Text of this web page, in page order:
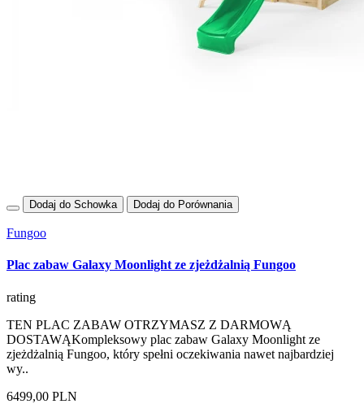
Dodaj do Schowka Dodaj do Porównania
Fungoo
Plac zabaw Galaxy Moonlight ze zjeżdżalnią Fungoo
rating
TEN PLAC ZABAW OTRZYMASZ Z DARMOWĄ
DOSTAWĄKompleksowy plac zabaw Galaxy Moonlight ze
zjeżdżalnią Fungoo, który spełni oczekiwania nawet najbardziej
wy..
6499,00 PLN